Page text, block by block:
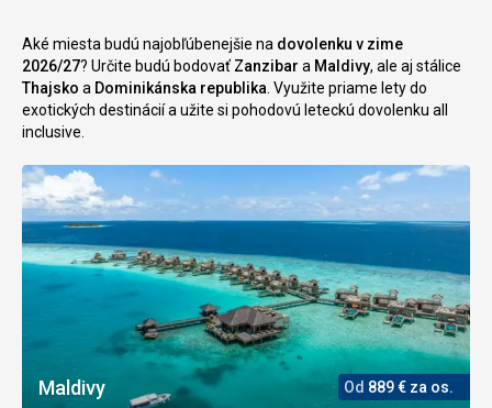
Aké miesta budú najobľúbenejšie na dovolenku v zime
2026/27? Určite budú bodovať Zanzibar a Maldivy, ale aj stálice
Thajsko a Dominikánska republika . Využite priame lety do
exotických destinácií a užite si pohodovú leteckú dovolenku all
inclusive.
Maldivy Od 889€ za os.